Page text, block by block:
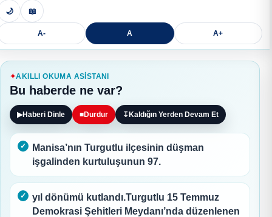
🌙 📖
A- A A+
AKILLI OKUMA ASISTANI
Bu haberde ne var?
▶Haberi Dinle ■Durdur ↧ Kaldığın Yerden Devam Et
Manisa’nın Turgutlu ilçesinin düşman
işgalinden kurtuluşunun 97.
yıl dönümü kutlandı.Turgutlu 15 Temmuz
Demokrasi Şehitleri Meydanı’nda düzenlenen